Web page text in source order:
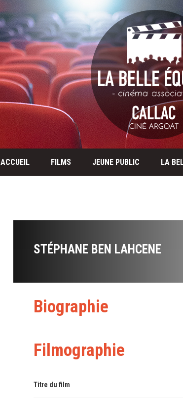
ACCUEIL FILMS JEUNE PUBLIC LA
STÉPHANE BEN LAHCENE
Biographie
Filmographie
Titre du film